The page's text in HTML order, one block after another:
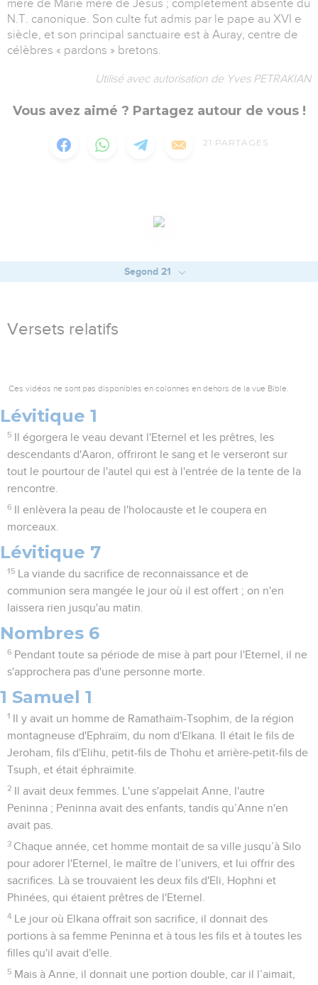
mère de Marie mère de Jésus ; complètement absente du
N.T. canonique. Son culte fut admis par le pape au XVI e
siècle, et son principal sanctuaire est à Auray, centre de
célèbres « pardons » bretons.
Utilisé avec autorisation de Yves PETRAKIAN
Vous avez aimé ? Partagez autour de vous !
21 PARTAGES
Segond 21
Versets relatifs
Ces vidéos ne sont pas disponibles en colonnes en dehors de la vue Bible.
Lévitique 1
5
Il égorgera le veau devant l'Eternel et les prêtres, les
descendants d'Aaron, offriront le sang et le verseront sur
tout le pourtour de l'autel qui est à l'entrée de la tente de la
rencontre.
6
Il enlèvera la peau de l'holocauste et le coupera en
morceaux.
Lévitique 7
15
La viande du sacrifice de reconnaissance et de
communion sera mangée le jour où il est offert ; on n'en
laissera rien jusqu'au matin.
Nombres 6
6 Pendant toute sa période de mise à part pour l'Eternel, il ne
s'approchera pas d'une personne morte.
1 Samuel 1
1
Il y avait un homme de Ramathaïm-Tsophim, de la région
montagneuse d'Ephraïm, du nom d'Elkana. Il était le fils de
Jeroham, fils d'Elihu, petit-fils de Thohu et arrière-petit-fils de
Tsuph, et était éphraïmite.
2
Il avait deux femmes. L'une s'appelait Anne, l'autre
Peninna ; Peninna avait des enfants, tandis qu’Anne n'en
avait pas.
3 Chaque année, cet homme montait de sa ville jusqu’à Silo
pour adorer l'Eternel, le maître de l’univers, et lui offrir des
sacrifices. Là se trouvaient les deux fils d'Eli, Hophni et
Phinées, qui étaient prêtres de l'Eternel.
4
Le jour où Elkana offrait son sacrifice, il donnait des
portions à sa femme Peninna et à tous les fils et à toutes les
filles qu'il avait d'elle.
5 Mais à Anne, il donnait une portion double, car il l’aimait,